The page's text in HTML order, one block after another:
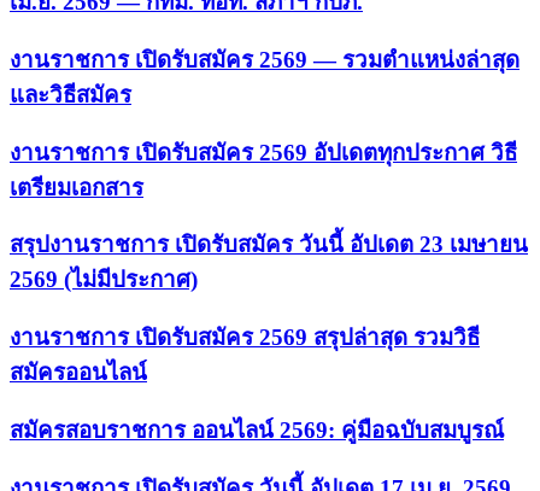
งานราชการ เปิดรับสมัคร 2569 — รวมตำแหน่งล่าสุด
และวิธีสมัคร
งานราชการ เปิดรับสมัคร 2569 อัปเดตทุกประกาศ วิธี
เตรียมเอกสาร
สรุปงานราชการ เปิดรับสมัคร วันนี้ อัปเดต 23 เมษายน
2569 (ไม่มีประกาศ)
งานราชการ เปิดรับสมัคร 2569 สรุปล่าสุด รวมวิธี
สมัครออนไลน์
สมัครสอบราชการ ออนไลน์ 2569: คู่มือฉบับสมบูรณ์